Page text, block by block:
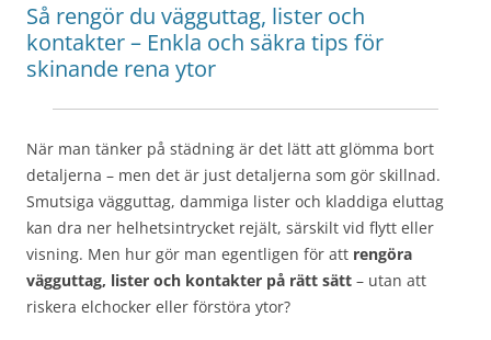
Så rengör du vägguttag, lister och
kontakter – Enkla och säkra tips för
skinande rena ytor
När man tänker på städning är det lätt att glömma bort
detaljerna – men det är just detaljerna som gör skillnad.
Smutsiga vägguttag, dammiga lister och kladdiga eluttag
kan dra ner helhetsintrycket rejält, särskilt vid flytt eller
visning. Men hur gör man egentligen för att rengöra
vägguttag, lister och kontakter på rätt sätt – utan att
riskera elchocker eller förstöra ytor?